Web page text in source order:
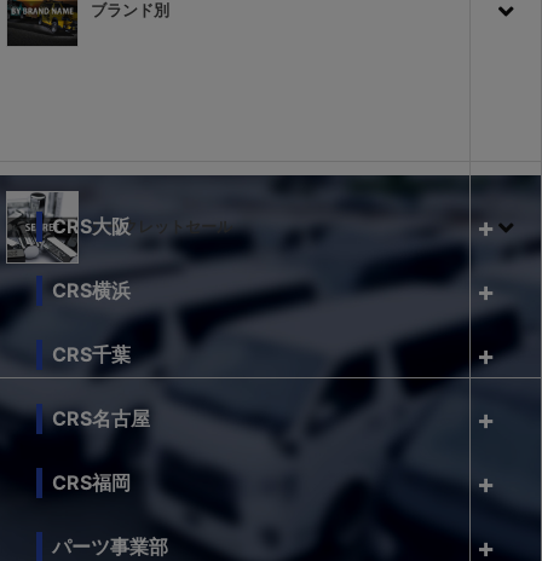
ブランド別
シークレットセール
CRS大阪
CRS横浜
CRS千葉
CRS名古屋
CRS福岡
パーツ事業部